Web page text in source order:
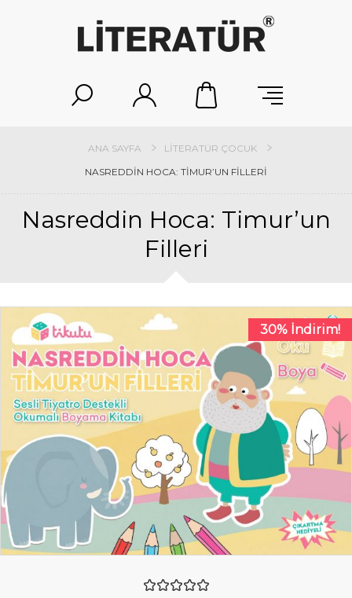
ANA SAYFA
LITERATÜR ÇOCUK
NASREDDIN HOCA: TIMUR’UN FILLERI
Nasreddin Hoca: Timur’un
Filleri
30% İndirim!